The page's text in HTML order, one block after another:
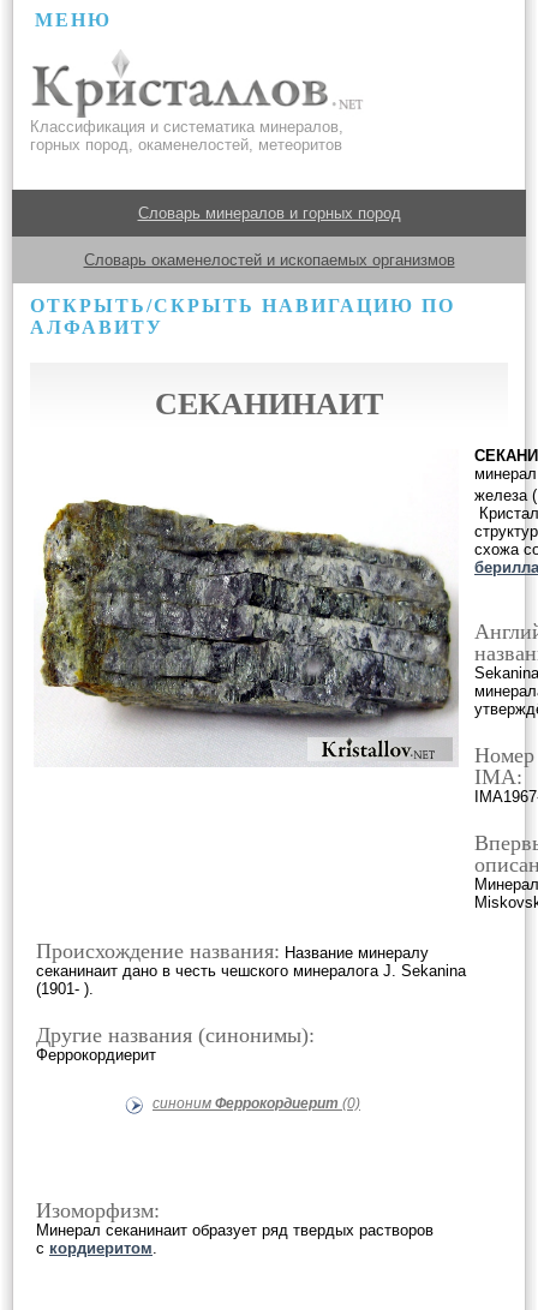
МЕНЮ
Классификация и систематика минералов,
горных пород, окаменелостей, метеоритов
Словарь минералов и горных пород
Словарь окаменелостей и ископаемых организмов
ОТКРЫТЬ/СКРЫТЬ НАВИГАЦИЮ ПО
АЛФАВИТУ
СЕКАНИНАИТ
железа
схожа
берилла
Номер
IMA:
Происхождение названия: Название минералу
секанинаит дано в честь чешского минералога J. Sekanina
(1901- ).
Другие названия (синонимы):
Феррокордиерит
синоним Феррокордиерит (0)
Изоморфизм:
Минерал секанинаит образует ряд твердых растворов
с кордиеритом.